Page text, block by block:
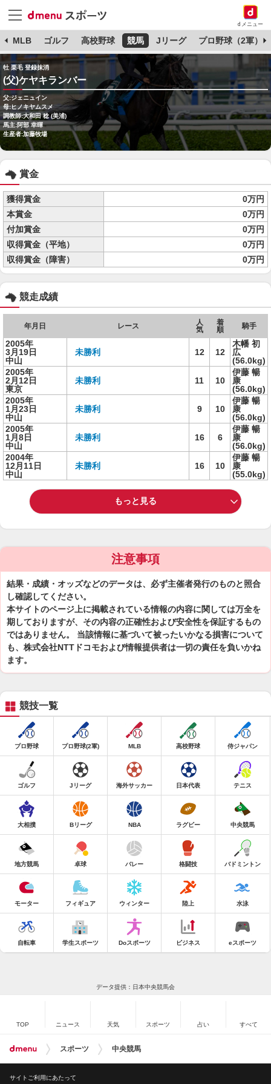
dメニュー
MLB ゴルフ 高校野球 競馬 Jリーグ プロ野球（2軍）
牡 栗毛 登録抹消
(父)ケヤキランバー
父:ジェニュイン
母:ヒノキヤムスメ
調教師:大和田 稔 (美浦)
馬主:阿部 幸暉
生産者:加藤牧場
賞金
獲得賞金
0万円
本賞金
0万円
付加賞金
0万円
収得賞金（平地）
0万円
収得賞金（障害）
0万円
競走成績
年月日 レース
人
気
着
順
騎手
2005年
3月19日
中山
未勝利 12 12
木幡 初
広
(56.0kg)
2005年
2月12日
東京
未勝利 11 10
伊藤 暢
康
(56.0kg)
2005年
1月23日
中山
未勝利 9 10
伊藤 暢
康
(56.0kg)
2005年
1月8日
中山
未勝利 16 6
伊藤 暢
康
(56.0kg)
2004年
12月11日
中山
未勝利 16 10
伊藤 暢
康
(55.0kg)
もっと見る
注意事項
結果・成績・オッズなどのデータは、必ず主催者発行のものと照合
し確認してください。
本サイトのページ上に掲載されている情報の内容に関しては万全を
期しておりますが、その内容の正確性および安全性を保証するもの
ではありません。 当該情報に基づいて被ったいかなる損害について
も、株式会社NTTドコモおよび情報提供者は一切の責任を負いかね
ます。
競技一覧
プロ野球 プロ野球(2軍) MLB 高校野球 侍ジャパン
ゴルフ Jリーグ 海外サッカー 日本代表 テニス
大相撲 Bリーグ NBA ラグビー 中央競馬
地方競馬 卓球 バレー 格闘技 バドミントン
モーター フィギュア ウィンター 陸上 水泳
自転車 学生スポーツ Doスポーツ ビジネス eスポーツ
データ提供：日本中央競馬会
TOP ニュース 天気 スポーツ 占い すべて
スポーツ 中央競馬
サイトご利用にあたって